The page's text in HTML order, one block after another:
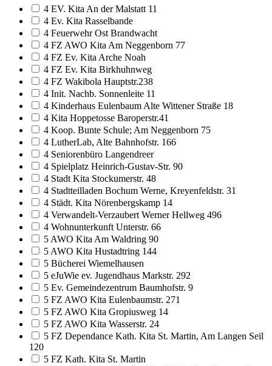
4 EV. Kita An der Malstatt 11
4 Ev. Kita Rasselbande
4 Feuerwehr Ost Brandwacht
4 FZ AWO Kita Am Neggenborn 77
4 FZ Ev. Kita Arche Noah
4 FZ Ev. Kita Birkhuhnweg
4 FZ Wakibola Hauptstr.238
4 Init. Nachb. Sonnenleite 11
4 Kinderhaus Eulenbaum Alte Wittener Straße 18
4 Kita Hoppetosse Baroperstr.41
4 Koop. Bunte Schule; Am Neggenborn 75
4 LutherLab, Alte Bahnhofstr. 166
4 Seniorenbüro Langendreer
4 Spielplatz Heinrich-Gustav-Str. 90
4 Stadt Kita Stockumerstr. 48
4 Stadtteilladen Bochum Werne, Kreyenfeldstr. 31
4 Städt. Kita Nörenbergskamp 14
4 Verwandelt-Verzaubert Werner Hellweg 496
4 Wohnunterkunft Unterstr. 66
5 AWO Kita Am Waldring 90
5 AWO Kita Hustadtring 144
5 Bücherei Wiemelhausen
5 eJuWie ev. Jugendhaus Markstr. 292
5 Ev. Gemeindezentrum Baumhofstr. 9
5 FZ AWO Kita Eulenbaumstr. 271
5 FZ AWO Kita Gropiusweg 14
5 FZ AWO Kita Wasserstr. 24
5 FZ Dependance Kath. Kita St. Martin, Am Langen Seil
120
5 FZ Kath. Kita St. Martin